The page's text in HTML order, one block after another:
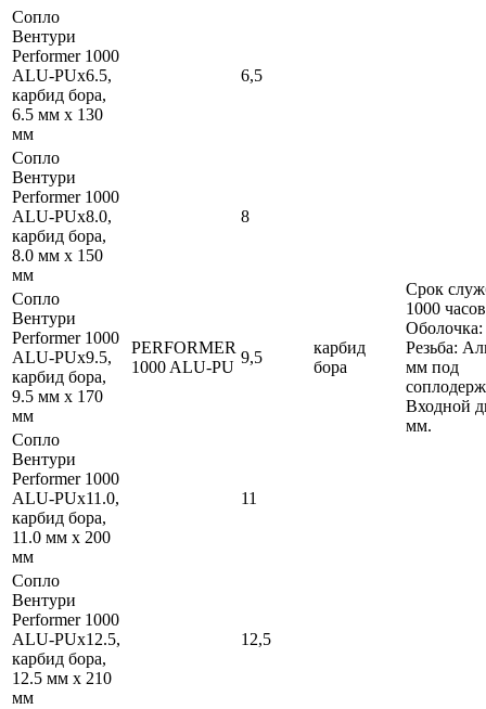
Сопло
Вентури
Performer 1000
ALU-PUx6.5,
карбид бора,
6.5 мм x 130
мм
PERFORMER
1000 ALU-PU
6,5
карбид
бора
Срок
1000
Резьба:
мм под
Входной
мм.
Сопло
Вентури
Performer 1000
ALU-PUx8.0,
карбид бора,
8.0 мм x 150
мм
8
Сопло
Вентури
Performer 1000
ALU-PUx9.5,
карбид бора,
9.5 мм x 170
мм
9,5
Сопло
Вентури
Performer 1000
ALU-PUx11.0,
карбид бора,
11.0 мм x 200
мм
11
Сопло
Вентури
Performer 1000
ALU-PUx12.5,
карбид бора,
12.5 мм x 210
мм
12,5